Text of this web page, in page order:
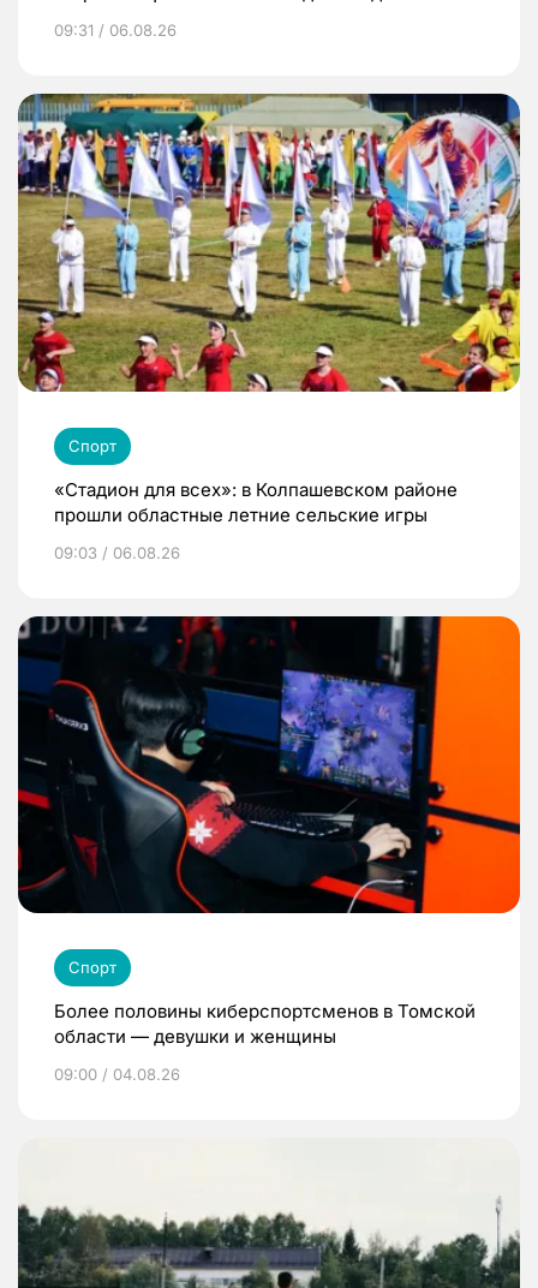
09:31 / 06.08.26
Спорт
«Стадион для всех»: в Колпашевском районе
прошли областные летние сельские игры
09:03 / 06.08.26
Спорт
Более половины киберспортсменов в Томской
области — девушки и женщины
09:00 / 04.08.26